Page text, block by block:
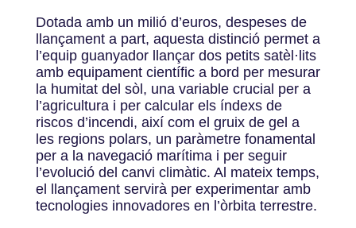
Dotada amb un milió d’euros, despeses de
llançament a part, aquesta distinció permet a
l’equip guanyador llançar dos petits satèl·lits
amb equipament científic a bord per mesurar
la humitat del sòl, una variable crucial per a
l’agricultura i per calcular els índexs de
riscos d’incendi, així com el gruix de gel a
les regions polars, un paràmetre fonamental
per a la navegació marítima i per seguir
l’evolució del canvi climàtic. Al mateix temps,
el llançament servirà per experimentar amb
tecnologies innovadores en l’òrbita terrestre.